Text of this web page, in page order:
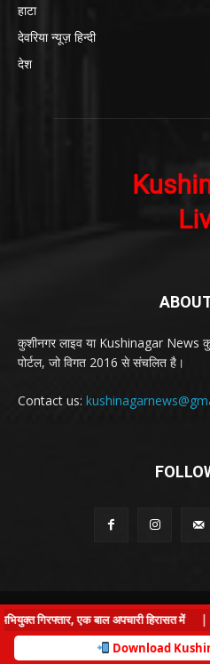
हाटा
देवरिया न्यूज़ हिन्दी
देश
कुशीनगर लाइव या Kushinagar News
पोर्टल, जो विगत 2016 से संचलित है।
Contact us:
© Kushinagar Live - 2022
Home About us
गिरफ्तार, एक बाल अपचारी हिरासत में
Download